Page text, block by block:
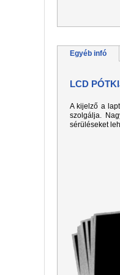
Egyéb infó
LCD
A kijelző a
szolgálja.
sérüléseket